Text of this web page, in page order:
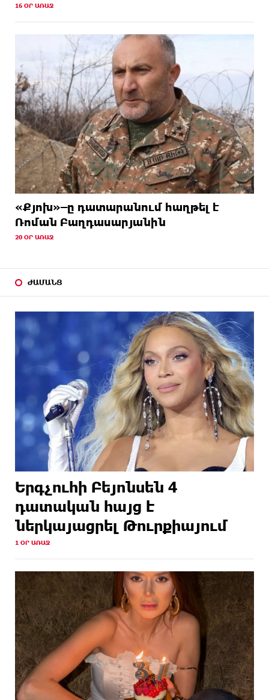
16 ՕՐ ԱՌԱՋ
«Քյոխ»–ը դատարանում հաղթել է
Ռոման Բաղդասարյանին
20 ՕՐ ԱՌԱՋ
ԺԱՄԱՆՑ
Երգչուհի Բեյոնսեն ​​4
դատական հայց է
ներկայացրել Թուրքիայում
1 ՕՐ ԱՌԱՋ